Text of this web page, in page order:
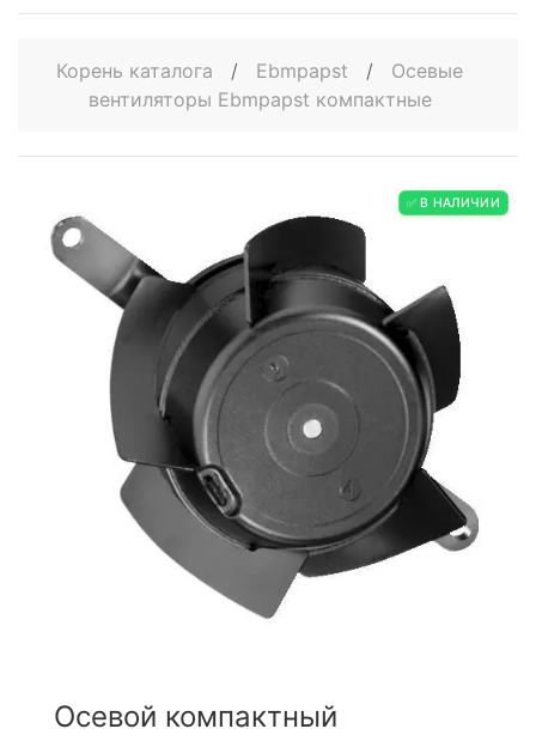
Корень каталога / Ebmpapst /
Осевые
вентиляторы Ebmpapst компактные
✅ В НАЛИЧИИ
Осевой компактный